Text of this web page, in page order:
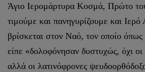
Άγιο Ιερομάρτυρα Κοσμά, Πρώτο
τιμούμε και πανηγυρίζουμε και
βρίσκεται στον Ναό, τον οποίο όπως
είπε «δολοφόνησαν δυστυχώς, όχι οι
αλλά οι λατινόφρονες